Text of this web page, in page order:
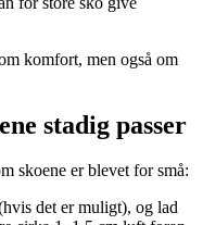
komfort, men også om
stadig passer
skoene er blevet for små:
det er muligt), og lad